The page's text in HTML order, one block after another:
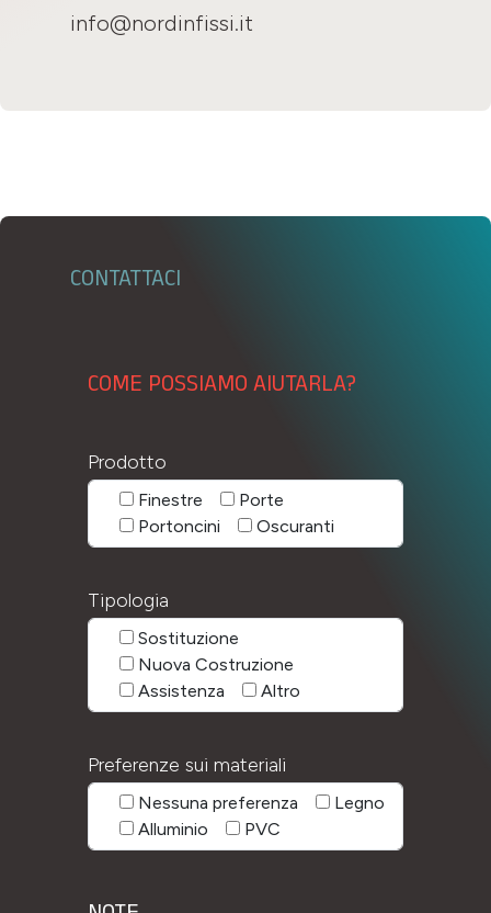
info@nordinfissi.it
CONTATTACI
COME POSSIAMO AIUTARLA?
Prodotto
Finestre
Porte
Portoncini
Oscuranti
Tipologia
Sostituzione
Nuova Costruzione
Assistenza
Altro
Preferenze sui materiali
Nessuna preferenza
Legno
Alluminio
PVC